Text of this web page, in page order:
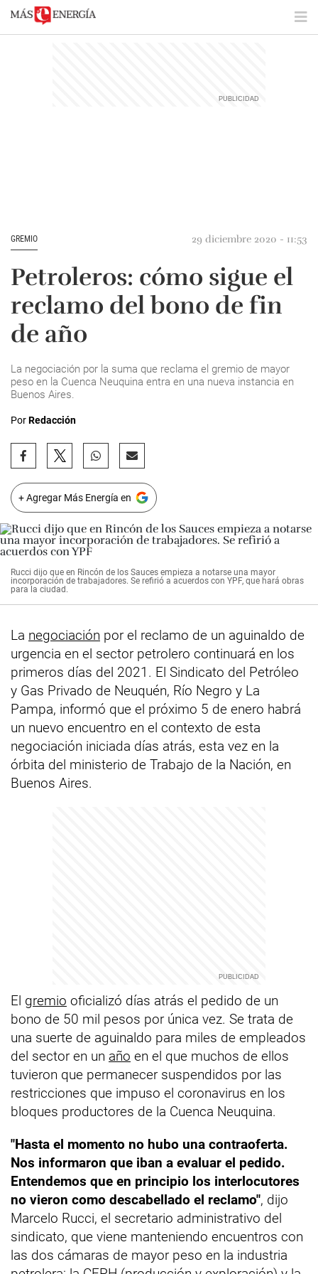
GREMIO 29 diciembre 2020 - 11:53
Petroleros: cómo sigue el
reclamo del bono de fin
de año
La negociación por la suma que reclama el gremio de mayor
peso en la Cuenca Neuquina entra en una nueva instancia en
Buenos Aires.
PorRedacción
+ Agregar Más Energía en
Rucci dijo que en Rincón de los Sauces empieza a notarse una mayor
incorporación de trabajadores. Se refirió a acuerdos con YPF, que hará obras
para la ciudad.
La negociación por el reclamo de un aguinaldo de
urgencia en el sector petrolero continuará en los
primeros días del 2021. El Sindicato del Petróleo
y Gas Privado de Neuquén, Río Negro y La
Pampa, informó que el próximo 5 de enero habrá
un nuevo encuentro en el contexto de esta
negociación iniciada días atrás, esta vez en la
órbita del ministerio de Trabajo de la Nación, en
Buenos Aires.
El gremio oficializó días atrás el pedido de un
bono de 50 mil pesos por única vez. Se trata de
una suerte de aguinaldo para miles de empleados
del sector en un año en el que muchos de ellos
tuvieron que permanecer suspendidos por las
restricciones que impuso el coronavirus en los
bloques productores de la Cuenca Neuquina.
"Hasta el momento no hubo una contraoferta.
Nos informaron que iban a evaluar el pedido.
Entendemos que en principio los interlocutores
no vieron como descabellado el reclamo", dijo
Marcelo Rucci, el secretario administrativo del
sindicato, que viene manteniendo encuentros con
las dos cámaras de mayor peso en la industria